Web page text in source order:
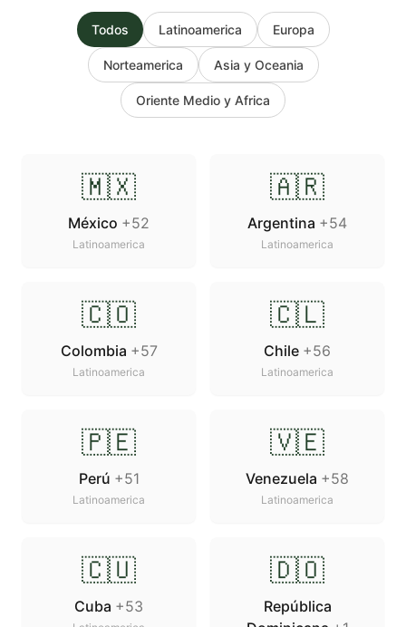
Todos Latinoamerica Europa
Norteamerica Asia y Oceania
Oriente Medio y Africa
🇲🇽
México +52
Latinoamerica
🇦🇷
Argentina +54
Latinoamerica
🇨🇴
Colombia +57
Latinoamerica
🇨🇱
Chile +56
Latinoamerica
🇵🇪
Perú +51
Latinoamerica
🇻🇪
Venezuela +58
Latinoamerica
🇨🇺
Cuba +53
🇩🇴
República